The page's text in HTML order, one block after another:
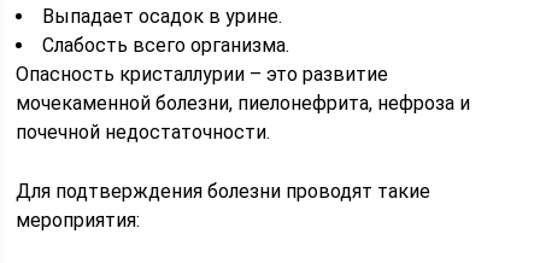
Выпадает осадок в урине.
Слабость всего организма.
Опасность кристаллурии – это развитие
мочекаменной болезни, пиелонефрита, нефроза и
почечной недостаточности.
Для подтверждения болезни проводят такие
мероприятия: